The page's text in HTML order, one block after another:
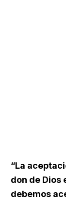
“La
don de Dios
debemos